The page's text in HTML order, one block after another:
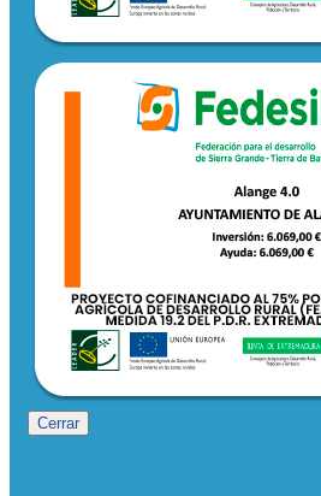
Cerrar